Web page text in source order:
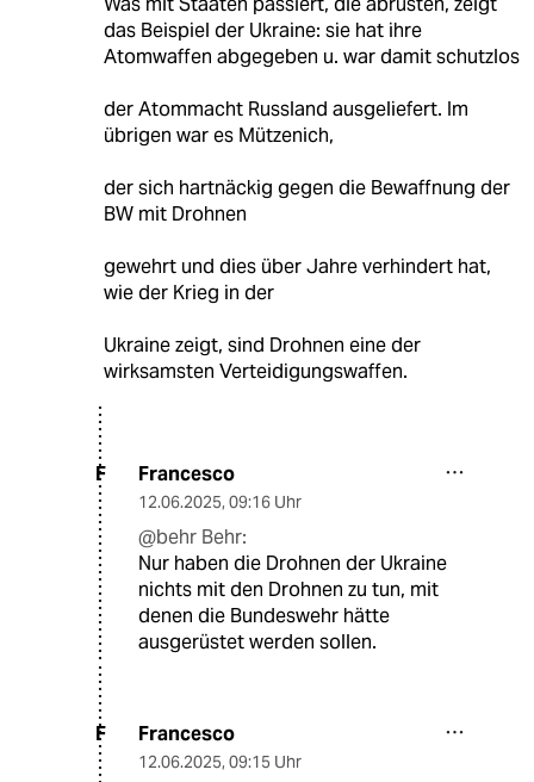
das Beispiel der Ukraine: sie hat ihre
Atomwaffen abgegeben u. war damit schutzlos
der Atommacht Russland ausgeliefert. Im
übrigen war es Mützenich,
der sich hartnäckig gegen die Bewaffnung der
BW mit Drohnen
gewehrt und dies über Jahre verhindert hat,
wie der Krieg in der
Ukraine zeigt, sind Drohnen eine der
wirksamsten Verteidigungswaffen.
F Francesco
12.06.2025, 09:16 Uhr
@behr Behr:
Nur haben die Drohnen der Ukraine
nichts mit den Drohnen zu tun, mit
denen die Bundeswehr hätte
ausgerüstet werden sollen.
F Francesco
12.06.2025, 09:15 Uhr